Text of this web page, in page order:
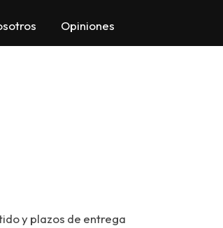
Opiniones
y plazos de entrega